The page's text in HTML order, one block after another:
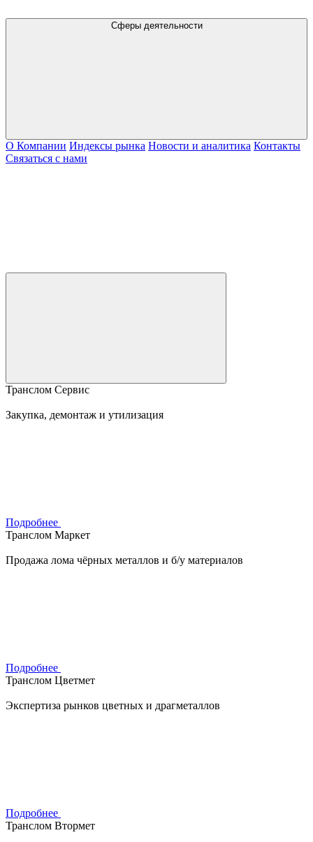
Сферы деятельности
О Компании Индексы рынка Новости и аналитика Контакты
Связаться с нами
Транслом Сервис
Закупка, демонтаж и утилизация
Подробнее
Транслом Маркет
Продажа лома чёрных металлов и б/у материалов
Подробнее
Транслом Цветмет
Экспертиза рынков цветных и драгметаллов
Подробнее
Транслом Втормет